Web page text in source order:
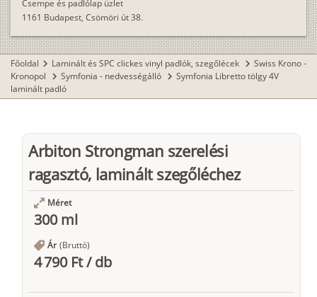
Csempe és padlólap üzlet
1161 Budapest, Csömöri út 38.
Főoldal chevron_right Laminált és SPC clickes vinyl padlók, szegőlécek chevron_right Swiss Krono -
Kronopol chevron_right Symfonia - nedvességálló chevron_right Symfonia Libretto tölgy 4V
laminált padló
Arbiton Strongman szerelési
ragasztó, laminált szegőléchez
Méret
300 ml
Ár (Bruttó)
4 790 Ft/db